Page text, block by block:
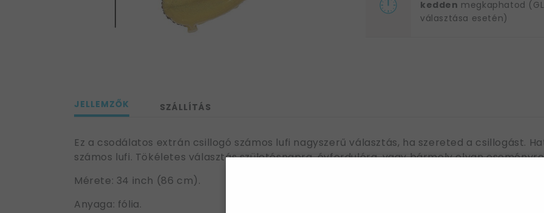
kedden megkaphatod
választása esetén)
JELLEMZŐK SZÁLLÍTÁS
Ez a csodálatos extrán csillogó számos lufi nagyszerű választás, ha szereted a csillogást.
számos lufi. Tökéletes választás születésnapra, évfordulóra, vagy bármely olyan
Mérete: 34 inch (86 cm).
Anyaga: fólia.